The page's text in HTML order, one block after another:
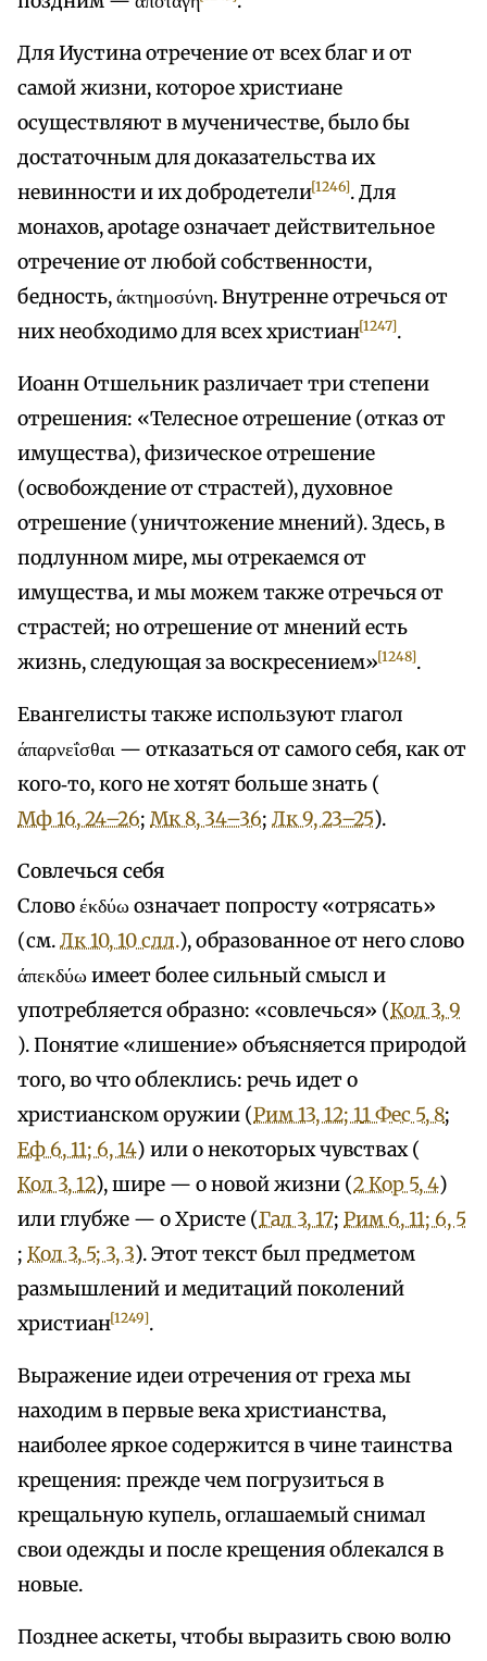
Для Иустина отречение от всех благ и от
самой жизни, которое христиане
осуществляют в мученичестве, было бы
достаточным для доказательства их
невинности и их добродетели[1246]. Для
монахов, apotage означает действительное
отречение от любой собственности,
бедность, άκτημοσύνη. Внутренне отречься от
них необходимо для всех христиан[1247].
Иоанн Отшельник различает три степени
отрешения: «Телесное отрешение (отказ от
имущества), физическое отрешение
(освобождение от страстей), духовное
отрешение (уничтожение мнений). Здесь, в
подлунном мире, мы отрекаемся от
имущества, и мы можем также отречься от
страстей; но отрешение от мнений есть
жизнь, следующая за воскресением»[1248].
Евангелисты также используют глагол
άπαρνεΐσθαι — отказаться от самого себя, как от
кого‑то, кого не хотят больше знать (
Мф 16, 24–26; Мк 8, 34–36; Лк 9, 23–25).
Совлечься себя
Слово έκδύω означает попросту «отрясать»
(см.Лк 10, 10 слл.), образованное от него слово
άπεκδύω имеет более сильный смысл и
употребляется образно: «совлечься» (Кол 3, 9
). Понятие «лишение» объясняется природой
того, во что облеклись: речь идет о
христианском оружии (Рим 13, 12; 11 Фес 5, 8;
Еф 6, 11; 6, 14) или о некоторых чувствах (
Кол 3, 12), шире — о новой жизни (2 Кор 5, 4)
или глубже — о Христе (Гал 3, 17; Рим 6, 11; 6, 5
; Кол 3, 5; 3, 3). Этот текст был предметом
размышлений и медитаций поколений
христиан[1249].
Выражение идеи отречения от греха мы
находим в первые века христианства,
наиболее яркое содержится в чине таинства
крещения: прежде чем погрузиться в
крещальную купель, оглашаемый снимал
свои одежды и после крещения облекался в
новые.
Позднее аскеты, чтобы выразить свою волю